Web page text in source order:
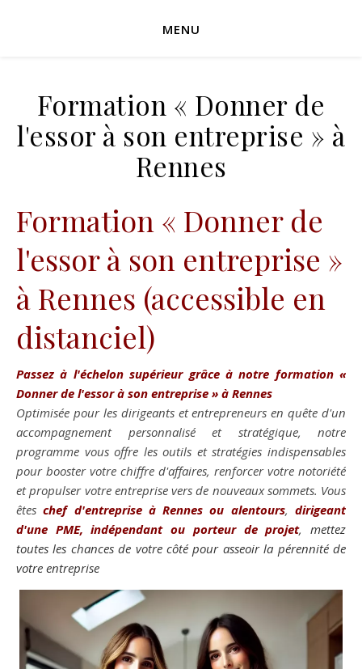
MENU
Formation « Donner de
l'essor à son entreprise » à
Rennes
Formation « Donner de
l'essor à son entreprise »
à Rennes (accessible en
distanciel)
Passez à l'échelon supérieur grâce à notre formation «
Donner de l'essor à son entreprise » à Rennes
Optimisée pour les dirigeants et entrepreneurs en quête d'un
accompagnement personnalisé et stratégique, notre
programme vous offre les outils et stratégies indispensables
pour booster votre chiffre d'affaires, renforcer votre notoriété
et propulser votre entreprise vers de nouveaux sommets. Vous
êteschef d'entreprise à Rennes ou alentours,dirigeant
d'une PME, indépendant ou porteur de projet, mettez
toutes les chances de votre côté pour asseoir la pérennité de
votre entreprise